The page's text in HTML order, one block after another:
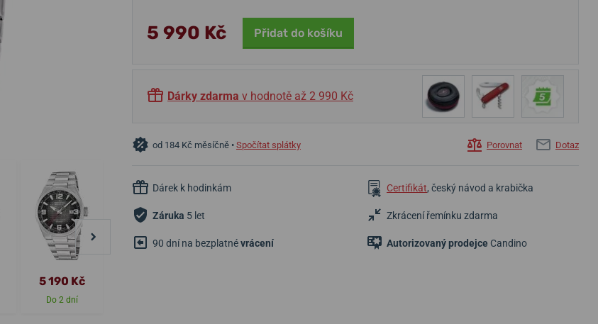
5 990 Kč Přidat do košíku
Dárky zdarma v hodnotě až 2 990 Kč
od 184 Kč měsíčně • Spočítat splátky Porovnat Dotaz
Dárek k hodinkám Certifikát, český návod a krabička
Záruka 5 let Zkrácení řemínku zdarma
90 dní na bezplatnévrácení Autorizovaný prodejce Candino
5 190 Kč
Do 2 dní